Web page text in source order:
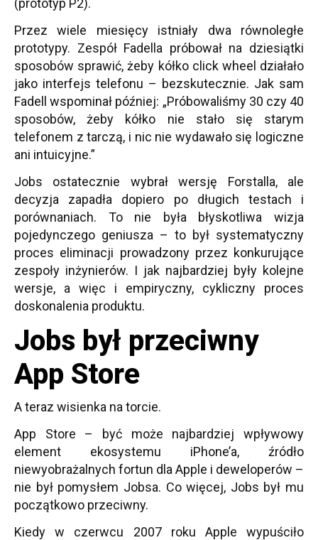
(prototyp P2).
Przez wiele miesięcy istniały dwa równoległe
prototypy. Zespół Fadella próbował na dziesiątki
sposobów sprawić, żeby kółko click wheel działało
jako interfejs telefonu – bezskutecznie. Jak sam
Fadell wspominał później: „Próbowaliśmy 30 czy 40
sposobów, żeby kółko nie stało się starym
telefonem z tarczą, i nic nie wydawało się logiczne
ani intuicyjne.”
Jobs ostatecznie wybrał wersję Forstalla, ale
decyzja zapadła dopiero po długich testach i
porównaniach. To nie była błyskotliwa wizja
pojedynczego geniusza – to był systematyczny
proces eliminacji prowadzony przez konkurujące
zespoły inżynierów. I jak najbardziej były kolejne
wersje, a więc i empiryczny, cykliczny proces
doskonalenia produktu.
Jobs był przeciwny
App Store
A teraz wisienka na torcie.
App Store – być może najbardziej wpływowy
element ekosystemu iPhone’a, źródło
niewyobrażalnych fortun dla Apple i deweloperów –
nie był pomysłem Jobsa. Co więcej, Jobs był mu
początkowo przeciwny.
Kiedy w czerwcu 2007 roku Apple wypuściło